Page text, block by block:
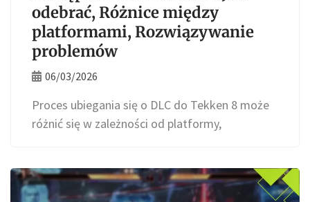
odebrać, Różnice między
platformami, Rozwiązywanie
problemów
06/03/2026
Proces ubiegania się o DLC do Tekken 8 może
różnić się w zależności od platformy,